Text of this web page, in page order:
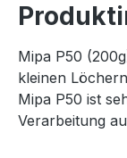
Mipa P50
kleinen
Mipa P50 ist
Verarbeitung